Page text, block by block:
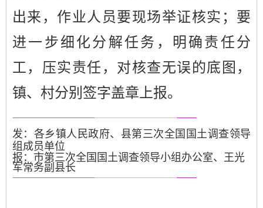
出来，作业人员要现场举证核实； 要
进一步细化分解任务，明确责任分
工，压实责任，对核查无误的底图 ，
镇、村分别签字盖章上报。
发：各乡镇人民政府、县第三次全国国土调查领导
组成员单位
报：市第三次全国国土调查领导小组办公室、王光
军常务副县长